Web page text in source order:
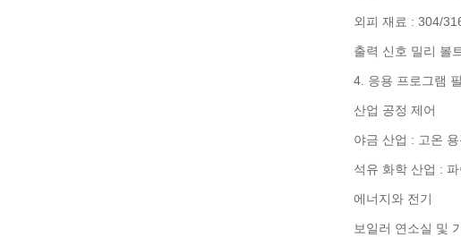
외피 재료 : 304/
출력 신호 밀리 볼
4. 응용 프로그램
산업 공정 제어
야금 산업 : 고온
석유 화학 산업 :
에너지와 전기
보일러 연소실 및